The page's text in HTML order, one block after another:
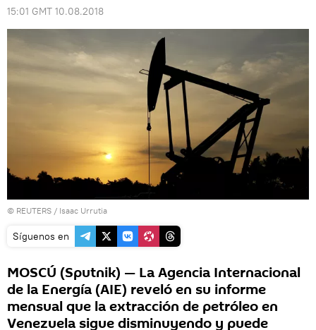
15:01 GMT 10.08.2018
© REUTERS / Isaac Urrutia
Síguenos en
MOSCÚ (Sputnik) — La Agencia Internacional
de la Energía (AIE) reveló en su informe
mensual que la extracción de petróleo en
Venezuela sigue disminuyendo y puede